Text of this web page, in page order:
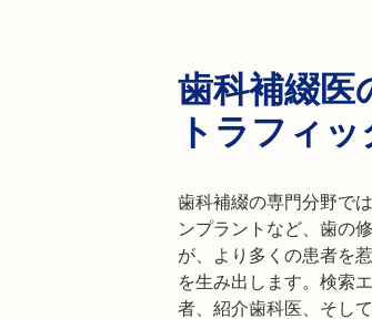
歯科補綴
トラフィ
歯科補綴の専門分野で
ンプラントなど、歯の
が、より多くの患者を
を生み出します。検索
者、紹介歯科医、そし